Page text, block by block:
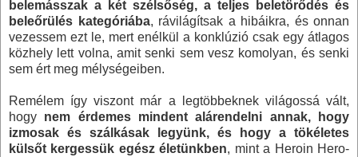
belemásszak a két szélsőség, a teljes beletörődés és
beleőrülés kategóriába, rávilágítsak a hibáikra, és onnan
vezessem ezt le, mert enélkül a konklúzió csak egy átlagos
közhely lett volna, amit senki sem vesz komolyan, és senki
sem ért meg mélységeiben.
Remélem így viszont már a legtöbbeknek világossá vált,
hogy nem érdemes mindent alárendelni annak, hogy
izmosak és szálkásak legyünk, és hogy a tökéletes
külsőt kergessük egész életünkben, mint a Heroin Hero-